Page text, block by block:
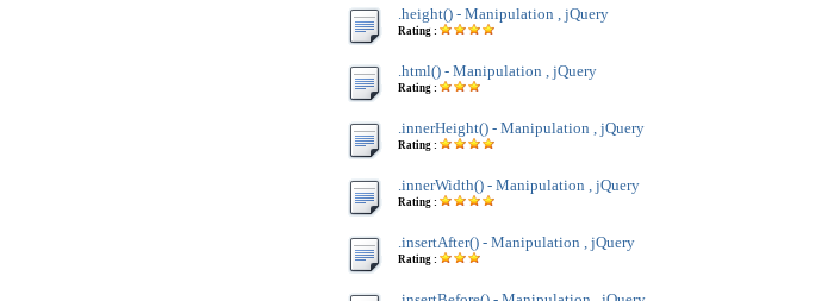
.height() - Manipulation , jQuery
Rating :
.html() - Manipulation , jQuery
Rating :
.innerHeight() - Manipulation , jQuery
Rating :
.innerWidth() - Manipulation , jQuery
Rating :
.insertAfter() - Manipulation , jQuery
Rating :